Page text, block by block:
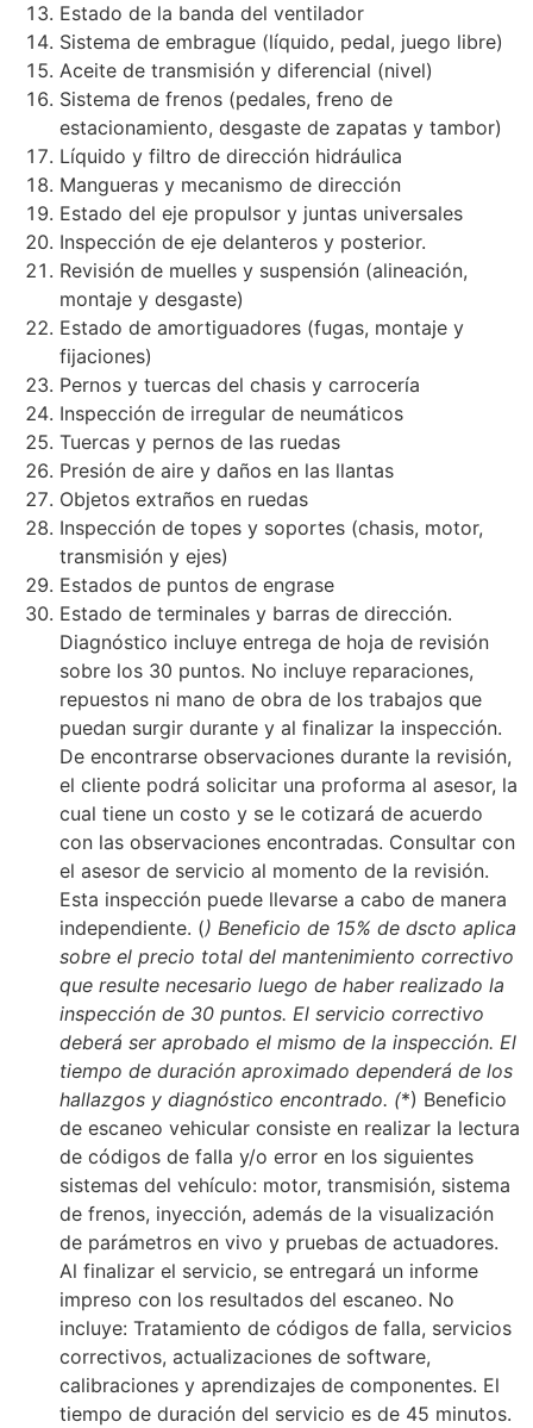
Estado de la banda del ventilador
Sistema de embrague (líquido, pedal, juego libre)
Aceite de transmisión y diferencial (nivel)
Sistema de frenos (pedales, freno de
estacionamiento, desgaste de zapatas y tambor)
Líquido y filtro de dirección hidráulica
Mangueras y mecanismo de dirección
Estado del eje propulsor y juntas universales
Inspección de eje delanteros y posterior.
Revisión de muelles y suspensión (alineación,
montaje y desgaste)
Estado de amortiguadores (fugas, montaje y
fijaciones)
Pernos y tuercas del chasis y carrocería
Inspección de irregular de neumáticos
Tuercas y pernos de las ruedas
Presión de aire y daños en las llantas
Objetos extraños en ruedas
Inspección de topes y soportes (chasis, motor,
transmisión y ejes)
Estados de puntos de engrase
Estado de terminales y barras de dirección.
Diagnóstico incluye entrega de hoja de revisión
sobre los 30 puntos. No incluye reparaciones,
repuestos ni mano de obra de los trabajos que
puedan surgir durante y al finalizar la inspección.
De encontrarse observaciones durante la revisión,
el cliente podrá solicitar una proforma al asesor, la
cual tiene un costo y se le cotizará de acuerdo
con las observaciones encontradas. Consultar con
el asesor de servicio al momento de la revisión.
Esta inspección puede llevarse a cabo de manera
independiente. () Beneficio de 15% de dscto aplica
sobre el precio total del mantenimiento correctivo
que resulte necesario luego de haber realizado la
inspección de 30 puntos. El servicio correctivo
deberá ser aprobado el mismo de la inspección. El
tiempo de duración aproximado dependerá de los
hallazgos y diagnóstico encontrado. (*) Beneficio
de escaneo vehicular consiste en realizar la lectura
de códigos de falla y/o error en los siguientes
sistemas del vehículo: motor, transmisión, sistema
de frenos, inyección, además de la visualización
de parámetros en vivo y pruebas de actuadores.
Al finalizar el servicio, se entregará un informe
impreso con los resultados del escaneo. No
incluye: Tratamiento de códigos de falla, servicios
correctivos, actualizaciones de software,
calibraciones y aprendizajes de componentes. El
tiempo de duración del servicio es de 45 minutos.